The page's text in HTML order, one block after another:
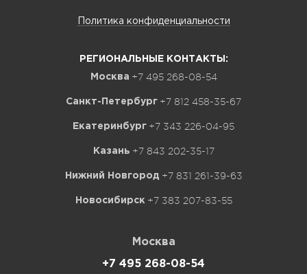
Политика конфиденциальности
РЕГИОНАЛЬНЫЕ КОНТАКТЫ:
Москва +7 495 268-08-54
Санкт-Петербург +7 812 458-35-67
Екатеринбург +7 343 226-04-95
Казань +7 843 202-35-17
Нижний Новгород +7 831 261-39-63
Новосибирск +7 383 207-83-55
Москва
+7 495 268-08-54